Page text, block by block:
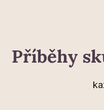
Příběhy